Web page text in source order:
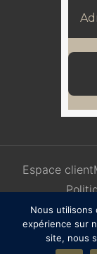
Espace client
Nous utilisons
expérience sur
site, nous